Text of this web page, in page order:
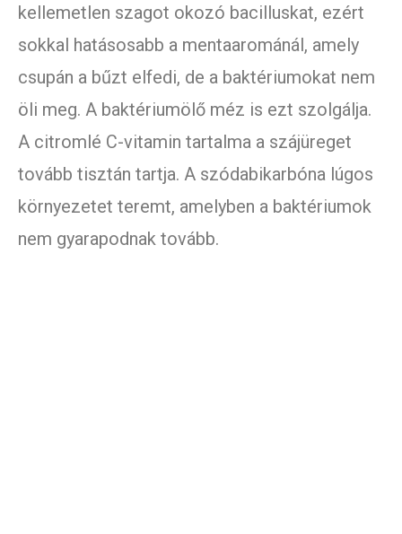
kellemetlen szagot okozó bacilluskat, ezért
sokkal hatásosabb a mentaarománál, amely
csupán a bűzt elfedi, de a baktériumokat nem
öli meg. A baktériumölő méz is ezt szolgálja.
A citromlé C-vitamin tartalma a szájüreget
tovább tisztán tartja. A szódabikarbóna lúgos
környezetet teremt, amelyben a baktériumok
nem gyarapodnak tovább.